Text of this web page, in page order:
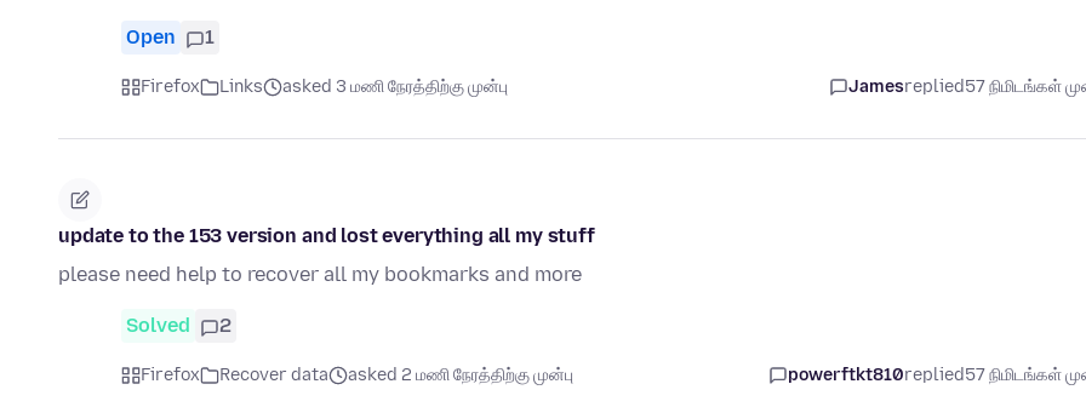
Open 1
Firefox Links asked 3 மணி நேரத்திற்கு முன்பு Jamesreplied57 நிமிடங்கள்
update to the 153 version and lost everything all my stuff
please need help to recover all my bookmarks and more
Solved 2
Firefox Recover data asked 2 மணி நேரத்திற்கு முன்பு powerftkt810replied57 நிமிடங்கள்